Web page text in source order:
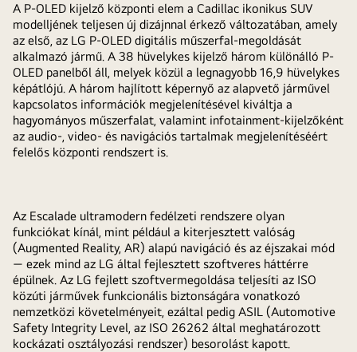
A P-OLED kijelző központi elem a Cadillac ikonikus SUV
modelljének teljesen új dizájnnal érkező változatában, amely
az első, az LG P-OLED digitális műszerfal-megoldását
alkalmazó jármű. A 38 hüvelykes kijelző három különálló P-
OLED panelből áll, melyek közül a legnagyobb 16,9 hüvelykes
képátlójú. A három hajlított képernyő az alapvető járművel
kapcsolatos információk megjelenítésével kiváltja a
hagyományos műszerfalat, valamint infotainment-kijelzőként
az audio-, video- és navigációs tartalmak megjelenítéséért
felelős központi rendszert is.
Az Escalade ultramodern fedélzeti rendszere olyan
funkciókat kínál, mint például a kiterjesztett valóság
(Augmented Reality, AR) alapú navigáció és az éjszakai mód
— ezek mind az LG által fejlesztett szoftveres háttérre
épülnek. Az LG fejlett szoftvermegoldása teljesíti az ISO
közúti járművek funkcionális biztonságára vonatkozó
nemzetközi követelményeit, ezáltal pedig ASIL (Automotive
Safety Integrity Level, az ISO 26262 által meghatározott
kockázati osztályozási rendszer) besorolást kapott.